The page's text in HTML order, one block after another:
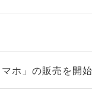
ホ」の販売を開始